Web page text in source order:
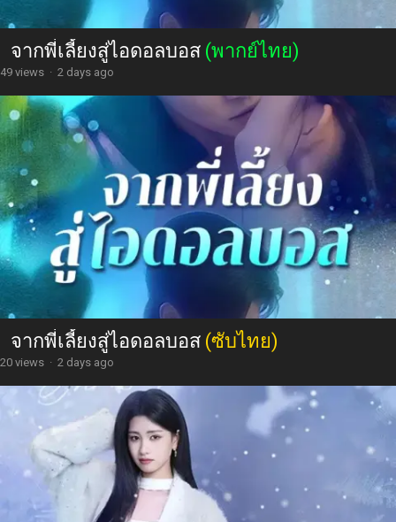
จากพี่เลี้ยงสู่ไอดอลบอส (พากย์ไทย)
49 views · 2 days ago
จากพี่เลี้ยงสู่ไอดอลบอส (ซับไทย)
20 views · 2 days ago